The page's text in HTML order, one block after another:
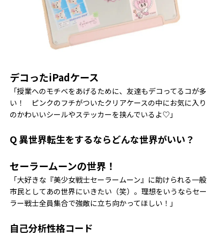
デコったiPadケース
「授業へのモチベをあげるために、友達もデコってるコが多
い！ ピンクのフチがついたクリアケースの中にお気に入り
のかわいいシールやステッカーを挟んでいるよ♡」
Q 異世界転生をするならどんな世界がいい？
セーラームーンの世界！
「大好きな『美少女戦士セーラームーン』に助けられる一般
市民としてあの世界にいきたい（笑）。理想をいうならセー
ラー戦士全員集合で強敵に立ち向かってほしい！」
自己分析性格コード